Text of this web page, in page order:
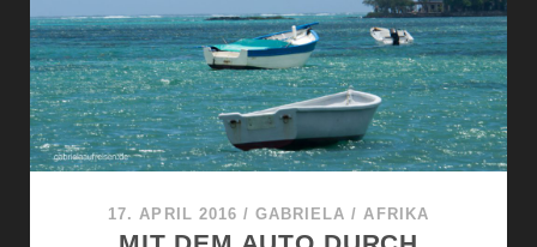
17. APRIL 2016 / GABRIELA /AFRIKA